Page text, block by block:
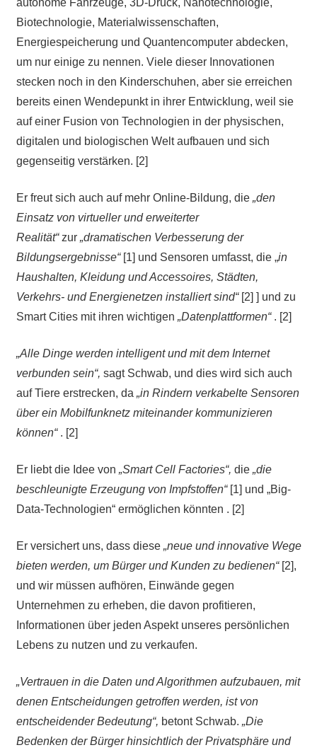
autonome Fahrzeuge, 3D-Druck, Nanotechnologie,
Biotechnologie, Materialwissenschaften,
Energiespeicherung und Quantencomputer abdecken,
um nur einige zu nennen. Viele dieser Innovationen
stecken noch in den Kinderschuhen, aber sie erreichen
bereits einen Wendepunkt in ihrer Entwicklung, weil sie
auf einer Fusion von Technologien in der physischen,
digitalen und biologischen Welt aufbauen und sich
gegenseitig verstärken. [2]
Er freut sich auch auf mehr Online-Bildung, die „den
Einsatz von virtueller und erweiterter
Realität“zur „dramatischen Verbesserung der
Bildungsergebnisse“[1] und Sensoren umfasst, die „in
Haushalten, Kleidung und Accessoires, Städten,
Verkehrs- und Energienetzen installiert sind“[2] ] und zu
Smart Cities mit ihren wichtigen „Datenplattformen“. [2]
„Alle Dinge werden intelligent und mit dem Internet
verbunden sein“, sagt Schwab, und dies wird sich auch
auf Tiere erstrecken, da „in Rindern verkabelte Sensoren
über ein Mobilfunknetz miteinander kommunizieren
können“. [2]
Er liebt die Idee von „Smart Cell Factories“, die „die
beschleunigte Erzeugung von Impfstoffen“[1] und „Big-
Data-Technologien“ ermöglichen könnten . [2]
Er versichert uns, dass diese „neue und innovative Wege
bieten werden, um Bürger und Kunden zu bedienen“[2],
und wir müssen aufhören, Einwände gegen
Unternehmen zu erheben, die davon profitieren,
Informationen über jeden Aspekt unseres persönlichen
Lebens zu nutzen und zu verkaufen.
„Vertrauen in die Daten und Algorithmen aufzubauen, mit
denen Entscheidungen getroffen werden, ist von
entscheidender Bedeutung“, betont Schwab. „Die
Bedenken der Bürger hinsichtlich der Privatsphäre und